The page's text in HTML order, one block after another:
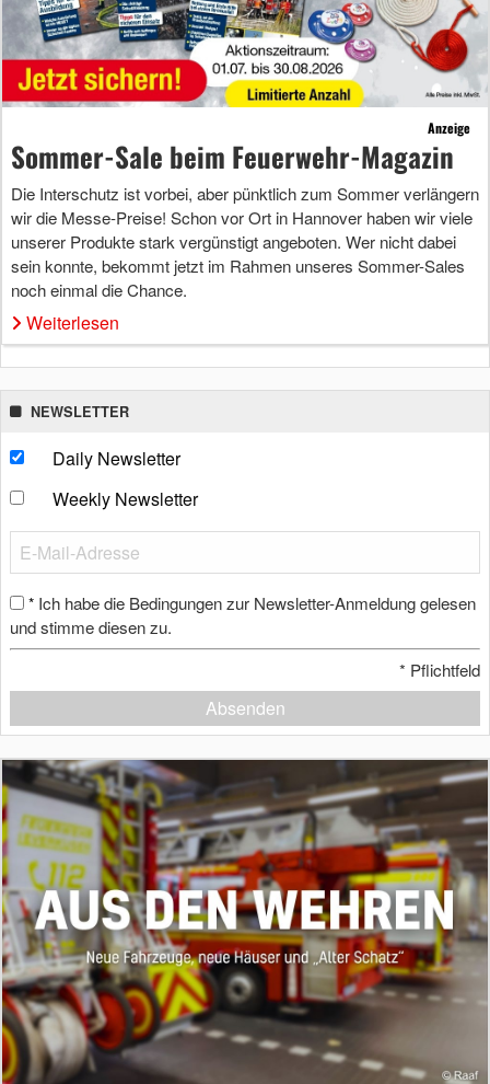
Anzeige
Sommer-Sale beim Feuerwehr-Magazin
Die Interschutz ist vorbei, aber pünktlich zum Sommer verlängern
wir die Messe-Preise! Schon vor Ort in Hannover haben wir viele
unserer Produkte stark vergünstigt angeboten. Wer nicht dabei
sein konnte, bekommt jetzt im Rahmen unseres Sommer-Sales
noch einmal die Chance.
Weiterlesen
NEWSLETTER
Daily Newsletter
Weekly Newsletter
* Ich habe die Bedingungen zur Newsletter-Anmeldung gelesen
und stimme diesen zu.
* Pflichtfeld
Absenden